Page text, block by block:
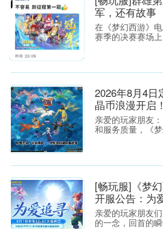
题
鼎
军，还有故事
在《梦幻西游》
赛季的决赛赛场
彩激烈的顶尖对
满。下面，就带
2026年8月4
晶币浪漫开启！
亲爱的玩家朋友
和服务质量，《
的维护工作。预
0，请各位玩家
时间，以免造成
[畅玩服]《梦
开服公告：为
亲爱的玩家朋友
的一念，回首的